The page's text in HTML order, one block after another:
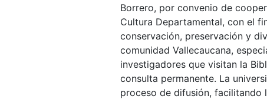
Borrero, por convenio de
Cultura Departamental, con el
conservación, preservación y
comunidad Vallecaucana,
investigadores que visitan la
consulta permanente. La
proceso de difusión, facilitando